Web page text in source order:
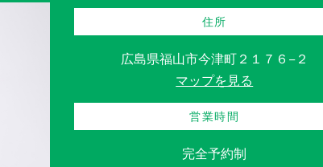
住所
広島県福山市今津町２１７６−２
マップを見る
営業時間
完全予約制